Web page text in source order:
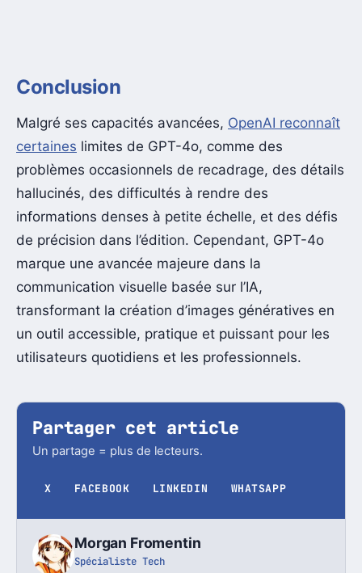
Conclusion
Malgré ses capacités avancées, OpenAI reconnaît
certaines limites de GPT-4o, comme des
problèmes occasionnels de recadrage, des détails
hallucinés, des difficultés à rendre des
informations denses à petite échelle, et des défis
de précision dans l’édition. Cependant, GPT-4o
marque une avancée majeure dans la
communication visuelle basée sur l’IA,
transformant la création d’images génératives en
un outil accessible, pratique et puissant pour les
utilisateurs quotidiens et les professionnels.
Partager cet article
Un partage = plus de lecteurs.
X FACEBOOK LINKEDIN WHATSAPP
Morgan Fromentin
Spécialiste Tech